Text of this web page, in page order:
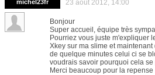
michel23fr 23 août 2012, 14:00
Bonjour
Super accueil, équipe très
Pourriez vous juste m'expliquer
Xkey sur ma slime et
de quelque minutes celui ci se
voudrais savoir pourquoi cela se
Merci beaucoup pour la repense